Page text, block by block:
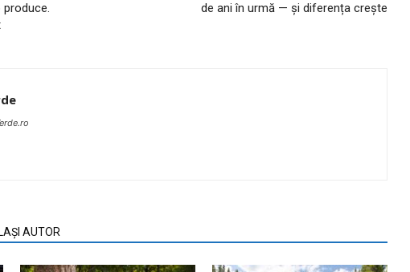
de ani în urmă — și diferența crește
AUTOR